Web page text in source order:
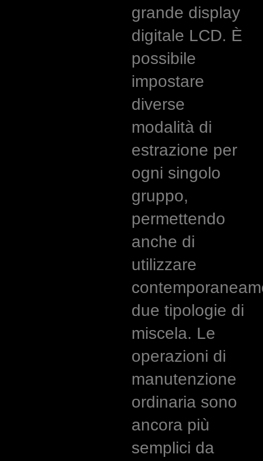
grande display
digitale LCD. È
possibile
impostare
diverse
modalità di
estrazione per
ogni singolo
gruppo,
permettendo
anche di
utilizzare
due tipologie di
miscela. Le
operazioni di
manutenzione
ordinaria sono
ancora più
semplici da